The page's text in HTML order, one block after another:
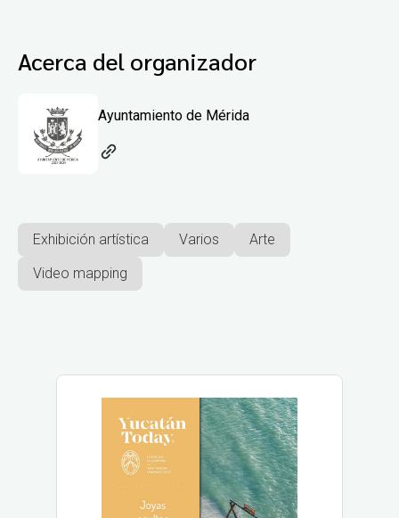
Acerca del organizador
Ayuntamiento de Mérida
Exhibición artística Varios
Arte
Video mapping